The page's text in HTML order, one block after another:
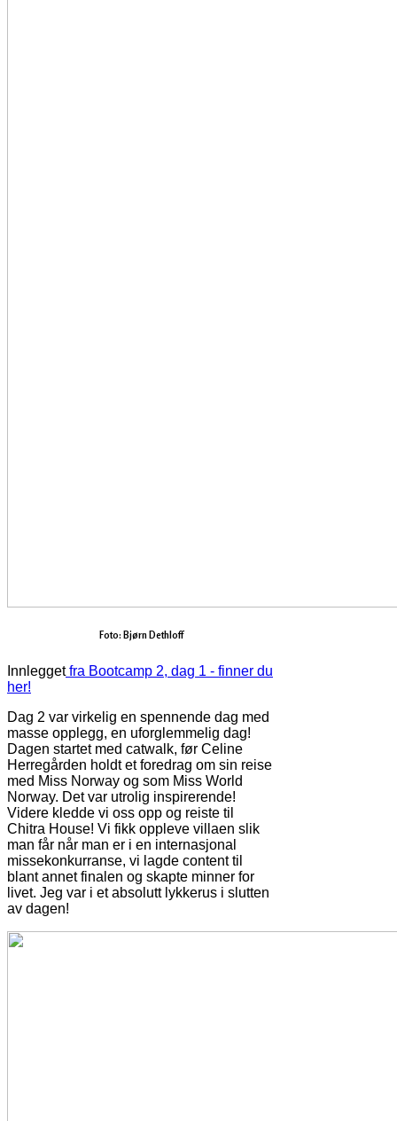
Foto: Bjørn Dethloff
Innleggetfra Bootcamp 2, dag 1 - finner du
her!
Dag 2 var virkelig en spennende dag med
masse opplegg, en uforglemmelig dag!
Dagen startet med catwalk, før Celine
Herregården holdt et foredrag om sin reise
med Miss Norway og som Miss World
Norway. Det var utrolig inspirerende!
Videre kledde vi oss opp og reiste til
Chitra House! Vi fikk oppleve villaen slik
man får når man er i en internasjonal
missekonkurranse, vi lagde content til
blant annet finalen og skapte minner for
livet. Jeg var i et absolutt lykkerus i slutten
av dagen!